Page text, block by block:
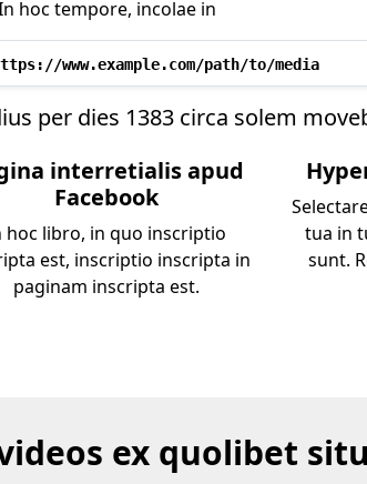
hoc tempore, incolae in
www.example.com/path/to/media
per dies 1383 circa solem
interretialis apud
Facebook
hoc libro, in quo inscriptio
est, inscriptio inscripta in
paginam inscripta est.
tua in
sunt.
ex quolibet situ